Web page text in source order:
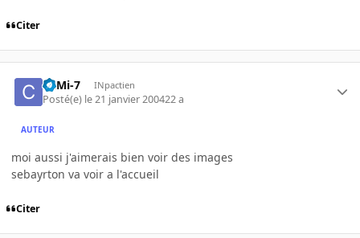
Citer
CaMi-7 INpactien
Posté(e) le 21 janvier 200422 a
AUTEUR
moi aussi j'aimerais bien voir des images
sebayrton va voir a l'accueil
Citer